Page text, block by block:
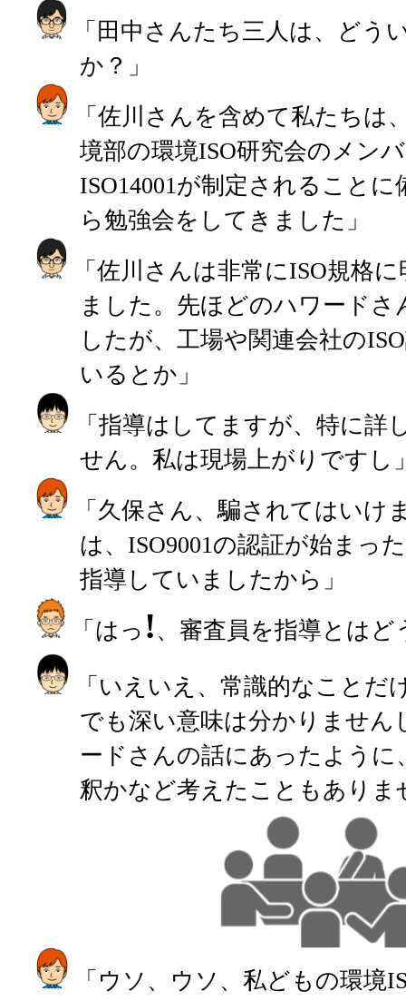
「田中さんたち三人は、どう
か？」
「佐川さんを含めて私たちは
境部の環境ISO研究会のメン
ISO14001が制定されることに
ら勉強会をしてきました」
「佐川さんは非常にISO規格
ました。先ほどのハワード
したが、工場や関連会社の
いるとか」
「指導はしてますが、特に詳
せん。私は現場上がりですし
「久保さん、騙されてはいけ
は、ISO9001の認証が始まっ
指導していましたから」
「はっ !、審査員を指導とは
「いえいえ、常識的なことだ
でも深い意味は分かりません
ードさんの話にあったように
釈かなど考えたこともありま
「ウソ、ウソ、私どもの環境